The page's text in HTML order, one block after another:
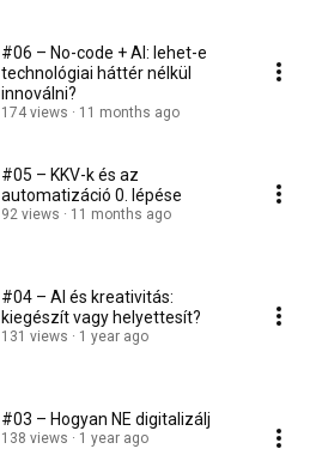
#06 – No-code + AI: lehet-e
technológiai háttér nélkül
innoválni?
174 views 11 months ago
#05 – KKV-k és az
automatizáció 0. lépése
92 views 11 months ago
#04 – AI és kreativitás:
kiegészít vagy helyettesít?
131 views 1 year ago
#03 – Hogyan NE digitalizálj
138 views 1 year ago